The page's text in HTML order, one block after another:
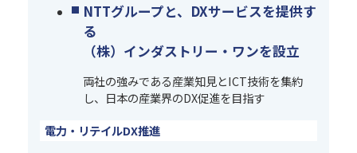
NTTグループと、DXサービスを提供す
る
（株）インダストリー・ワンを設立
両社の強みである産業知見とICT技術を集約
し、日本の産業界のDX促進を目指す
電力・リテイルDX推進